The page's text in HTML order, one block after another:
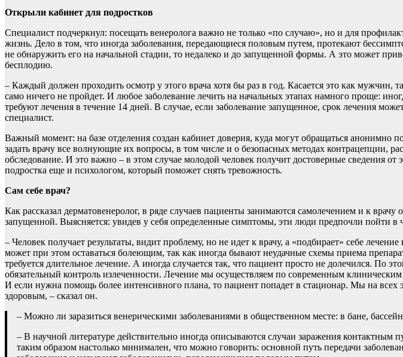
Открыли кабинет для подростков
Специалист подчеркнул: посещать венеролога важно не только «по случаю», но и для
жизнь. Дело в том, что иногда заболевания, передающиеся половым путем, протекают
не обнаружить его на начальной стадии, то недалеко и до запущенной формы. А это может
бесплодию.
– Каждый должен проходить осмотр у этого врача хотя бы раз в год. Касается это как
само ничего не пройдет. И любое заболевание лечить на начальных этапах намного проще:
требуют лечения в течение 14 дней. В случае, если заболевание запущенное, срок лечения
специалист.
Важный момент: на базе отделения создан кабинет доверия, куда могут обращаться анонимно
задать врачу все волнующие их вопросы, в том числе и о безопасных методах контрацепции,
обследование. И это важно – в этом случае молодой человек получит достоверные сведения от
подростка еще и психологом, который поможет снять тревожность.
Сам себе врач?
Как рассказал дерматовенеролог, в ряде случаев пациенты занимаются самолечением и к
запущенной. Выясняется: увидев у себя определенные симптомы, эти люди предпочли пойти в
– Человек получает результаты, видит проблему, но не идет к врачу, а «подбирает» себе
может при этом оставаться болеющим, так как иногда бывают неудачные схемы приема
требуется длительное лечение. А иногда случается так, что пациент просто не долечился. По
обязательный контроль излеченности. Лечение мы осуществляем по современным
И если нужна помощь более интенсивного плана, то пациент попадет в стационар. Мы на всех
здоровым, – сказал он.
– Можно ли заразиться венерическими заболеваниями в общественном месте: в бане,
– В научной литературе действительно иногда описываются случаи заражения контактным
таким образом настолько минимален, что можно говорить: основной путь передачи